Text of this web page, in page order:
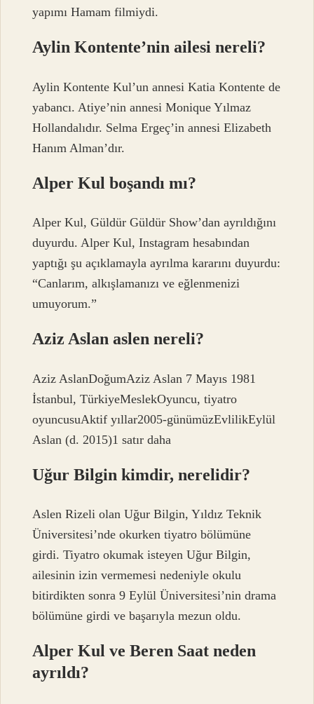
yapımı Hamam filmiydi.
Aylin Kontente’nin ailesi nereli?
Aylin Kontente Kul’un annesi Katia Kontente de
yabancı. Atiye’nin annesi Monique Yılmaz
Hollandalıdır. Selma Ergeç’in annesi Elizabeth
Hanım Alman’dır.
Alper Kul boşandı mı?
Alper Kul, Güldür Güldür Show’dan ayrıldığını
duyurdu. Alper Kul, Instagram hesabından
yaptığı şu açıklamayla ayrılma kararını duyurdu:
“Canlarım, alkışlamanızı ve eğlenmenizi
umuyorum.”
Aziz Aslan aslen nereli?
Aziz AslanDoğumAziz Aslan 7 Mayıs 1981
İstanbul, TürkiyeMeslekOyuncu, tiyatro
oyuncusuAktif yıllar2005-günümüzEvlilikEylül
Aslan (d. 2015)1 satır daha
Uğur Bilgin kimdir, nerelidir?
Aslen Rizeli olan Uğur Bilgin, Yıldız Teknik
Üniversitesi’nde okurken tiyatro bölümüne
girdi. Tiyatro okumak isteyen Uğur Bilgin,
ailesinin izin vermemesi nedeniyle okulu
bitirdikten sonra 9 Eylül Üniversitesi’nin drama
bölümüne girdi ve başarıyla mezun oldu.
Alper Kul ve Beren Saat neden
ayrıldı?